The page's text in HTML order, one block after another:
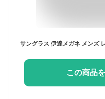
この商品